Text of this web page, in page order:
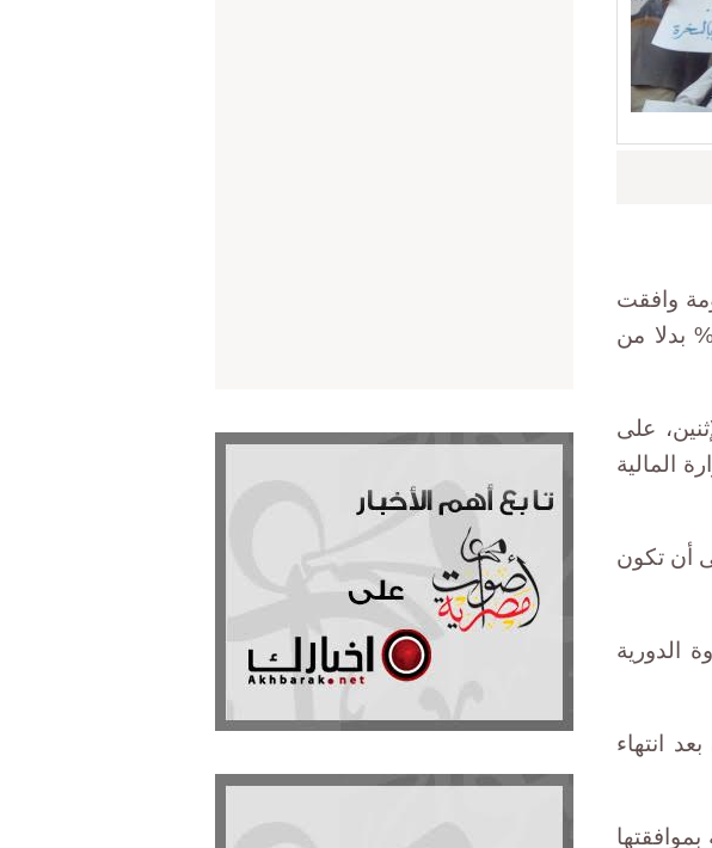
وافقت
نسبة العلاوة الدورية في مشروع قانون الخدمة المدنية إلى 7% بدلا من
على
٧٪، لكن ممثل وزارة المالية
أن تكون
الدورية
انتهاء